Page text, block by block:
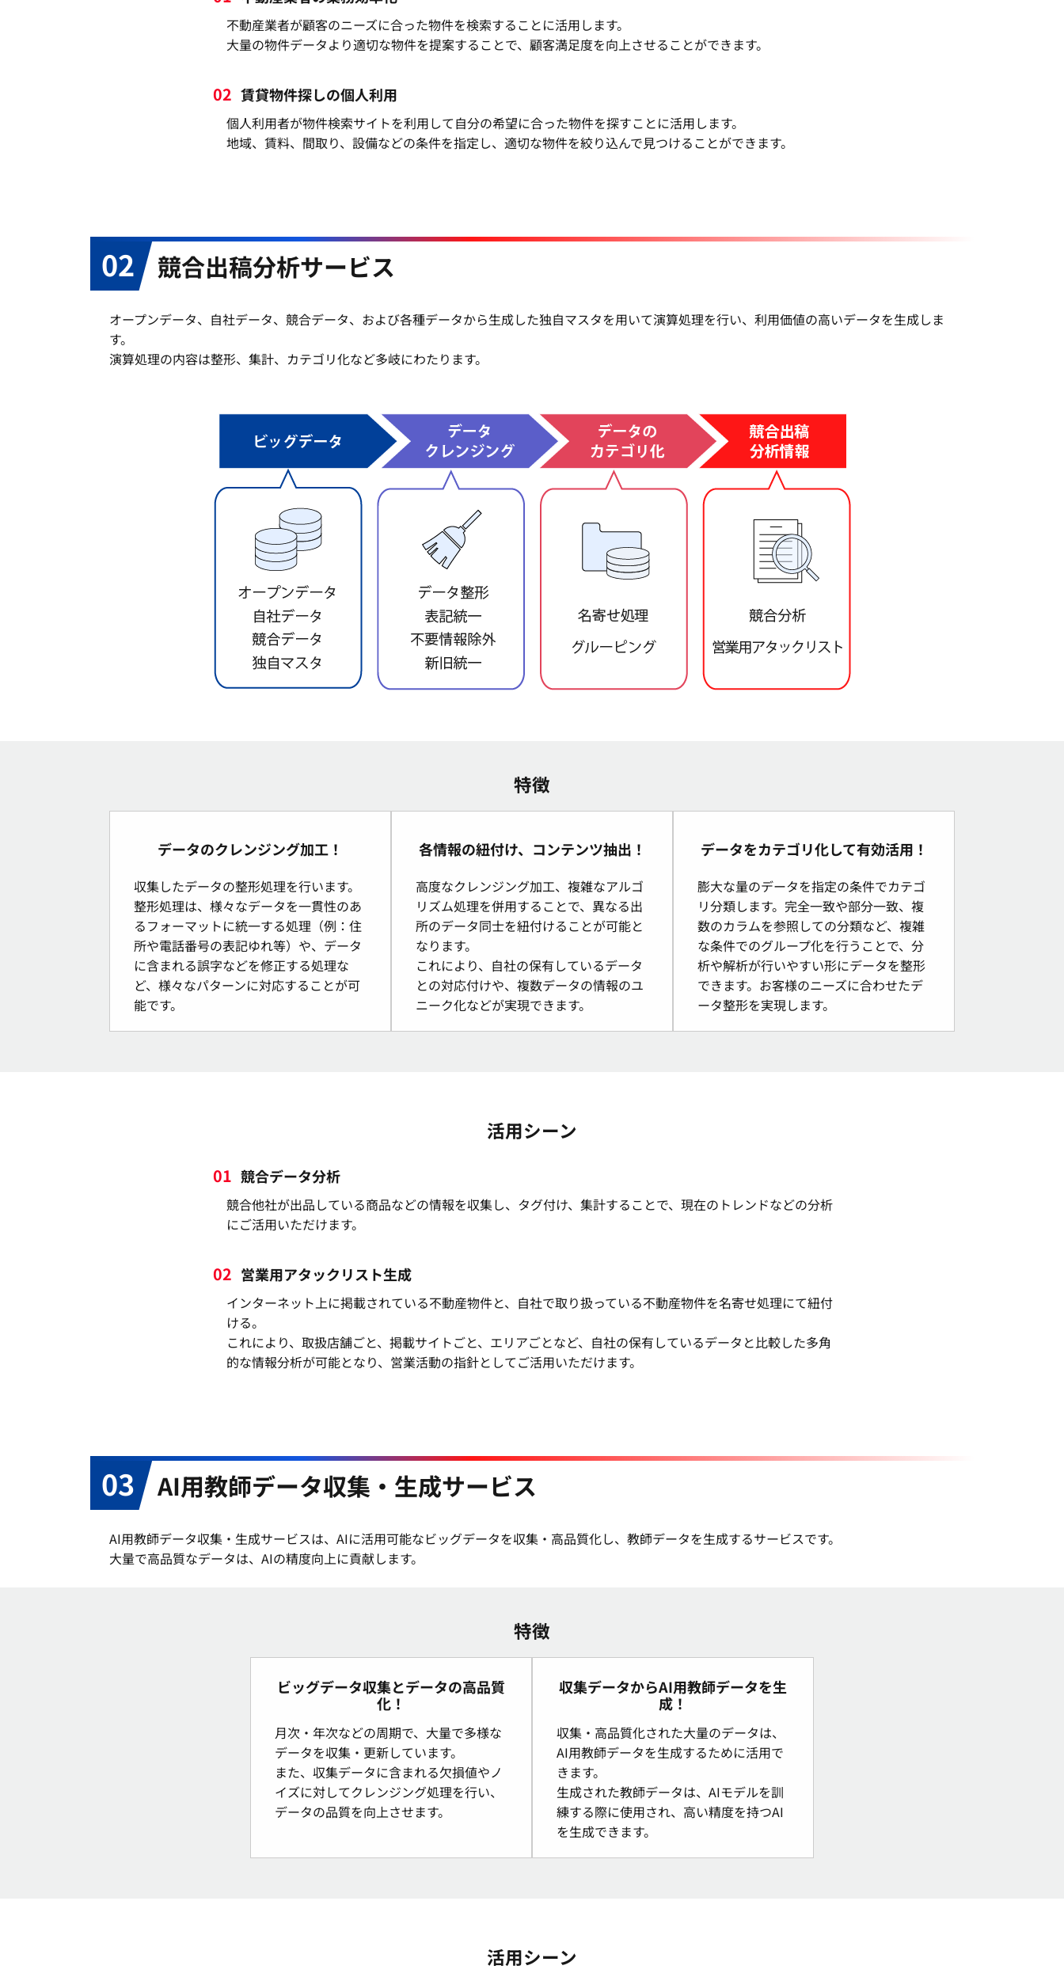
不動産業者が顧客のニーズに合った物件を検索することに活用します。
大量の物件データより適切な物件を提案することで、顧客満足度を向上させることができます。
02 賃貸物件探しの個人利用
個人利用者が物件検索サイトを利用して自分の希望に合った物件を探すことに活用します。
地域、賃料、間取り、設備などの条件を指定し、適切な物件を絞り込んで見つけることができます。
02 競合出稿分析サービス
オープンデータ、自社データ、競合データ、および各種データから生成した独自マスタを用いて演算処理を行い、利用価値の高いデータを生成しま
す。
演算処理の内容は整形、集計、カテゴリ化など多岐にわたります。
特徴
データのクレンジング加工！
収集したデータの整形処理を行います。
整形処理は、様々なデータを一貫性のあ
るフォーマットに統一する処理（例：住
所や電話番号の表記ゆれ等）や、データ
に含まれる誤字などを修正する処理な
ど、様々なパターンに対応することが可
能です。
各情報の紐付け、コンテンツ抽出！
高度なクレンジング加工、複雑なアルゴ
リズム処理を併用することで、異なる出
所のデータ同士を紐付けることが可能と
なります。
これにより、自社の保有しているデータ
との対応付けや、複数データの情報のユ
ニーク化などが実現できます。
データをカテゴリ化して有効活用！
膨大な量のデータを指定の条件でカテゴ
リ分類します。完全一致や部分一致、複
数のカラムを参照しての分類など、複雑
な条件でのグループ化を行うことで、分
析や解析が行いやすい形にデータを整形
できます。お客様のニーズに合わせたデ
ータ整形を実現します。
活用シーン
01 競合データ分析
競合他社が出品している商品などの情報を収集し、タグ付け、集計することで、現在のトレンドなどの分析
にご活用いただけます。
02 営業用アタックリスト生成
インターネット上に掲載されている不動産物件と、自社で取り扱っている不動産物件を名寄せ処理にて紐付
ける。
これにより、取扱店舗ごと、掲載サイトごと、エリアごとなど、自社の保有しているデータと比較した多角
的な情報分析が可能となり、営業活動の指針としてご活用いただけます。
03 AI用教師データ収集・生成サービス
AI用教師データ収集・生成サービスは、AIに活用可能なビッグデータを収集・高品質化し、教師データを生成するサービスです。
大量で高品質なデータは、AIの精度向上に貢献します。
特徴
ビッグデータ収集とデータの高品質
化！
月次・年次などの周期で、大量で多様な
データを収集・更新しています。
また、収集データに含まれる欠損値やノ
イズに対してクレンジング処理を行い、
データの品質を向上させます。
収集データからAI用教師データを生
成！
収集・高品質化された大量のデータは、
AI用教師データを生成するために活用で
きます。
生成された教師データは、AIモデルを訓
練する際に使用され、高い精度を持つAI
を生成できます。
活用シーン